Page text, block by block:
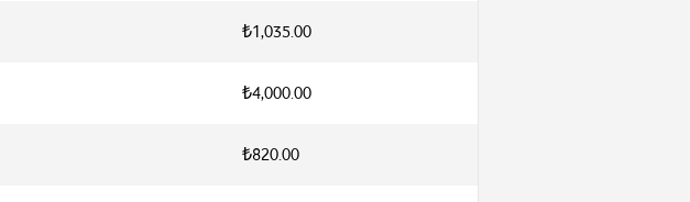
₺1,035.00
₺4,000.00
₺820.00